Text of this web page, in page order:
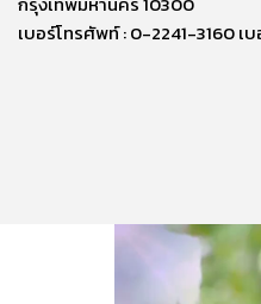
เบอร์โทรศัพท์ : 0-2241-3160 เ